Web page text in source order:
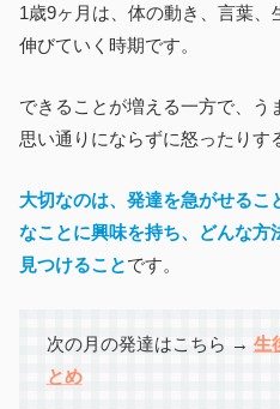
1歳9ヶ月は、体の動き、言葉
伸びていく時期です。
できることが増える一方で、う
思い通りにならずに怒ったりす
大切なのは、発達を急がせるこ
なことに興味を持ち、どんな方
見つけることです。
次の月の発達はこちら → 生
とめ